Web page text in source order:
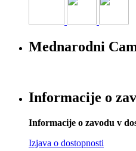
Mednarodni
Informacije o
Informacije o zavodu v
Izjava o dostopnosti